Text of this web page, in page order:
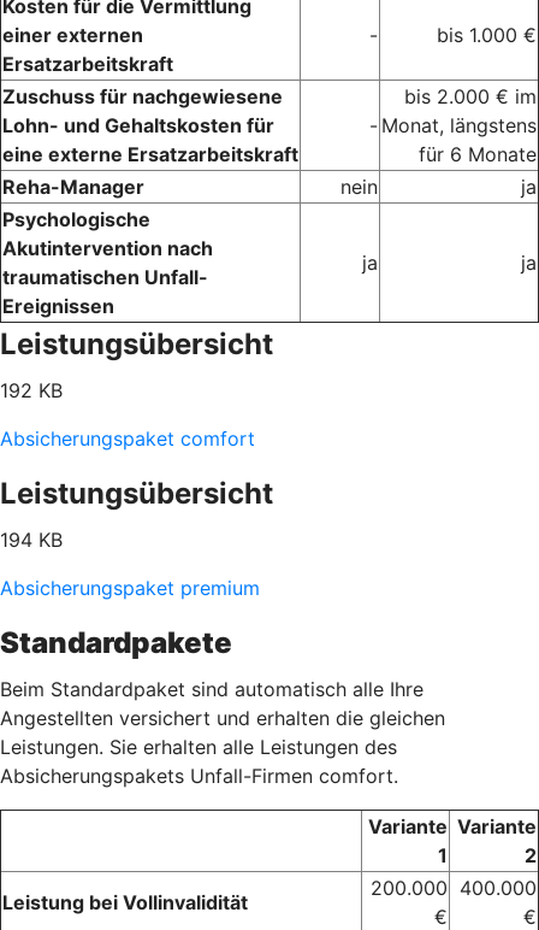
Kosten für die Vermittlung
einer externen
Ersatzarbeitskraft
- bis 1.000 €
Zuschuss für nachgewiesene
Lohn- und Gehaltskosten für
eine externe Ersatzarbeitskraft
-
bis 2.000 € im
Monat, längstens
für 6 Monate
Reha-Manager
nein
ja
Psychologische
Akutintervention nach
traumatischen Unfall-
Ereignissen
ja ja
Leistungsübersicht
192 KB
Absicherungspaket comfort
Leistungsübersicht
194 KB
Absicherungspaket premium
Standardpakete
Beim Standardpaket sind automatisch alle Ihre
Angestellten versichert und erhalten die gleichen
Leistungen. Sie erhalten alle Leistungen des
Absicherungspakets Unfall-Firmen comfort.
Variante
1
Variante
2
Leistung bei Vollinvalidität
200.000
€
400.000
€